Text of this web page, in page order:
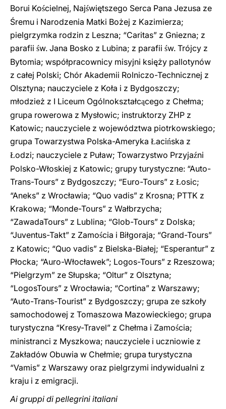
Borui Kościelnej, Najświętszego Serca Pana Jezusa ze
Śremu i Narodzenia Matki Bożej z Kazimierza;
pielgrzymka rodzin z Leszna; “Caritas” z Gniezna; z
parafii św. Jana Bosko z Lubina; z parafii św. Trójcy z
Bytomia; współpracownicy misyjni księży pallotynów
z całej Polski; Chór Akademii Rolniczo-Technicznej z
Olsztyna; nauczyciele z Koła i z Bydgoszczy;
młodzież z I Liceum Ogólnokształcącego z Chełma;
grupa rowerowa z Mysłowic; instruktorzy ZHP z
Katowic; nauczyciele z województwa piotrkowskiego;
grupa Towarzystwa Polska-Ameryka Łacińska z
Łodzi; nauczyciele z Puław; Towarzystwo Przyjaźni
Polsko-Włoskiej z Katowic; grupy turystyczne: “Auto-
Trans-Tours” z Bydgoszczy; “Euro-Tours” z Łosic;
“Aneks” z Wrocławia; “Quo vadis” z Krosna; PTTK z
Krakowa; “Monde-Tours” z Wałbrzycha;
“ZawadaTours” z Lublina; “Glob-Tours” z Dolska;
“Juventus-Takt” z Zamościa i Biłgoraja; “Grand-Tours”
z Katowic; “Quo vadis” z Bielska-Białej; “Esperantur” z
Płocka; “Auro-Włocławek”; Logos-Tours” z Rzeszowa;
“Pielgrzym” ze Słupska; “Oltur” z Olsztyna;
“LogosTours” z Wrocławia; “Cortina” z Warszawy;
“Auto-Trans-Tourist” z Bydgoszczy; grupa ze szkoły
samochodowej z Tomaszowa Mazowieckiego; grupa
turystyczna “Kresy-Travel” z Chełma i Zamościa;
ministranci z Myszkowa; nauczyciele i uczniowie z
Zakładów Obuwia w Chełmie; grupa turystyczna
“Vamis” z Warszawy oraz pielgrzymi indywidualni z
kraju i z emigracji.
Ai gruppi di pellegrini italiani